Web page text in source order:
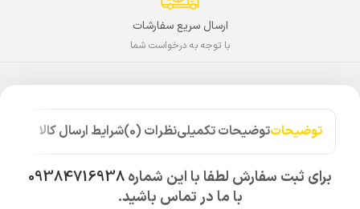
ارسال سریع سفارشات
با توجه به درخواست شما
توضیحاتتوضیحات تکمیلینظرات (0) شرایط ارسال کالا
برای ثبت سفارش لطفا با این شماره09384716938
با ما در تماس باشید.